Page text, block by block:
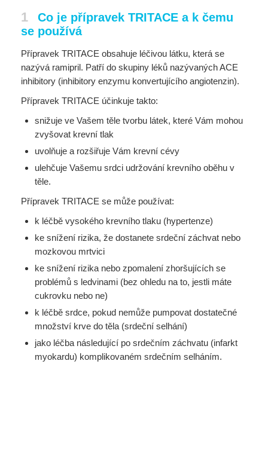
1
Co je přípravek TRITACE a k čemu
se používá
Přípravek TRITACE obsahuje léčivou látku, která se
nazývá ramipril. Patří do skupiny léků nazývaných ACE
inhibitory (inhibitory enzymu konvertujícího angiotenzin).
Přípravek TRITACE účinkuje takto:
snižuje ve Vašem těle tvorbu látek, které Vám mohou
zvyšovat krevní tlak
uvolňuje a rozšiřuje Vám krevní cévy
ulehčuje Vašemu srdci udržování krevního oběhu v
těle.
Přípravek TRITACE se může používat:
k léčbě vysokého krevního tlaku (hypertenze)
ke snížení rizika, že dostanete srdeční záchvat nebo
mozkovou mrtvici
ke snížení rizika nebo zpomalení zhoršujících se
problémů s ledvinami (bez ohledu na to, jestli máte
cukrovku nebo ne)
k léčbě srdce, pokud nemůže pumpovat dostatečné
množství krve do těla (srdeční selhání)
jako léčba následující po srdečním záchvatu (infarkt
myokardu) komplikovaném srdečním selháním.